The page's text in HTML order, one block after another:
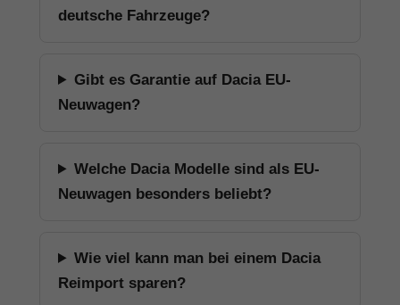
deutsche Fahrzeuge?
Gibt es Garantie auf Dacia EU-
Neuwagen?
Welche Dacia Modelle sind als EU-
Neuwagen besonders beliebt?
Wie viel kann man bei einem Dacia
Reimport sparen?